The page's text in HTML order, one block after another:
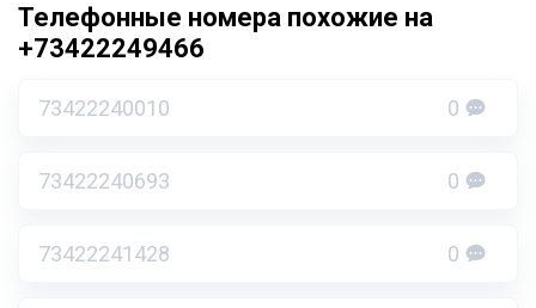
Телефонные номера похожие на
+73422249466
73422240010 0
73422240693 0
73422241428 0